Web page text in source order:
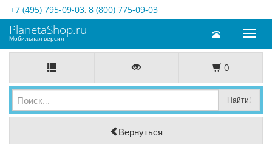
+7 (495) 795-09-03, 8 (800) 775-09-03
Toggle
PlanetaShop.ru
Мобильная версия
0
Вернуться